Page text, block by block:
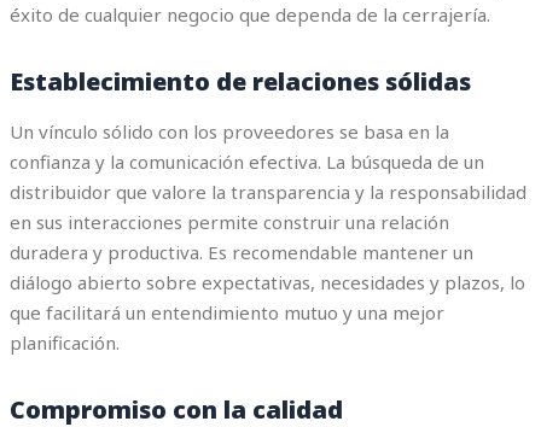
éxito de cualquier negocio que dependa de la cerrajería.
Establecimiento de relaciones sólidas
Un vínculo sólido con los proveedores se basa en la
confianza y la comunicación efectiva. La búsqueda de un
distribuidor que valore la transparencia y la responsabilidad
en sus interacciones permite construir una relación
duradera y productiva. Es recomendable mantener un
diálogo abierto sobre expectativas, necesidades y plazos, lo
que facilitará un entendimiento mutuo y una mejor
planificación.
Compromiso con la calidad